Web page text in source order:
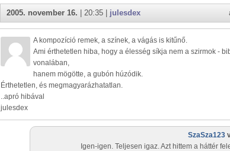
2005. november 16. | 20:35 | julesdex
A kompozíció remek, a színek, a vágás is kitűnő.
Ami érthetetlen hiba, hogy a élesség síkja nem a szirmok -
vonalában,
hanem mögötte, a gubón húzódik.
Érthetetlen, és megmagyarázhatatlan.
..apró hibával
julesdex
SzaSza123
Igen-igen. Teljesen igaz. Azt hittem a háttér